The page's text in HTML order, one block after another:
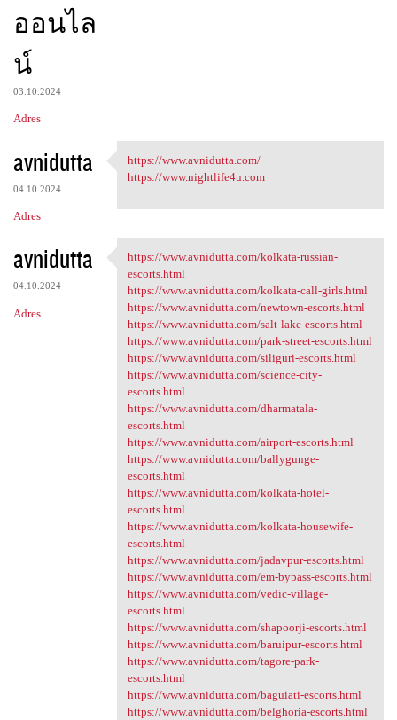
ออนไล
น์
03.10.2024
Adres
avnidutta
04.10.2024
Adres
https://www.avnidutta.com/
https://www.avnidutta.com/
https://www.nightlife4u.com
avnidutta
04.10.2024
Adres
https://www.avnidutta.com
https://www.avnidutta.com/kolkata-russian-
escorts.html
https://www.avnidutta.com/kolkata-call-girls.html
https://www.avnidutta.com/newtown-escorts.html
https://www.avnidutta.com/salt-lake-escorts.html
https://www.avnidutta.com/park-street-escorts.html
https://www.avnidutta.com/siliguri-escorts.html
https://www.avnidutta.com/science-city-
escorts.html
https://www.avnidutta.com/dharmatala-
escorts.html
https://www.avnidutta.com/airport-escorts.html
https://www.avnidutta.com/ballygunge-
escorts.html
https://www.avnidutta.com/kolkata-hotel-
escorts.html
https://www.avnidutta.com/kolkata-housewife-
escorts.html
https://www.avnidutta.com/jadavpur-escorts.html
https://www.avnidutta.com/em-bypass-escorts.html
https://www.avnidutta.com/vedic-village-
escorts.html
https://www.avnidutta.com/shapoorji-escorts.html
https://www.avnidutta.com/baruipur-escorts.html
https://www.avnidutta.com/tagore-park-
escorts.html
https://www.avnidutta.com/baguiati-escorts.html
https://www.avnidutta.com/belghoria-escorts.html